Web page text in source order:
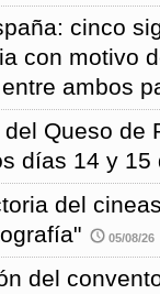
cinco
con motivo
ambos
Queso de
días 14 y 15
del
05/08/26
del